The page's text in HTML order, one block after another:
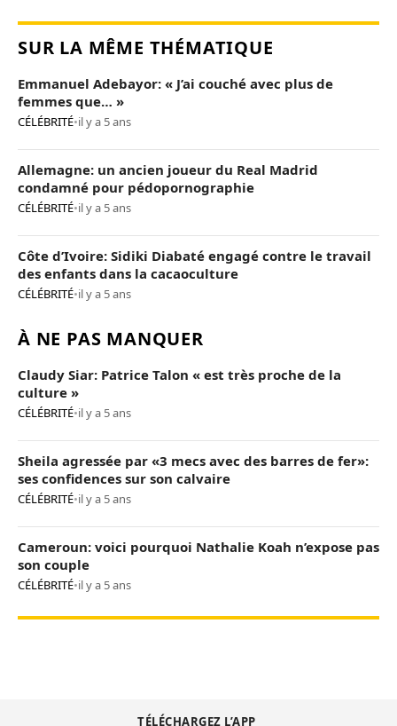
SUR LA MÊME THÉMATIQUE
Emmanuel Adebayor: « J’ai couché avec plus de
femmes que… »
CÉLÉBRITÉ•il y a 5 ans
Allemagne: un ancien joueur du Real Madrid
condamné pour pédopornographie
CÉLÉBRITÉ•il y a 5 ans
Côte d’Ivoire: Sidiki Diabaté engagé contre le travail
des enfants dans la cacaoculture
CÉLÉBRITÉ•il y a 5 ans
À NE PAS MANQUER
Claudy Siar: Patrice Talon « est très proche de la
culture »
CÉLÉBRITÉ•il y a 5 ans
Sheila agressée par «3 mecs avec des barres de fer»:
ses confidences sur son calvaire
CÉLÉBRITÉ•il y a 5 ans
Cameroun: voici pourquoi Nathalie Koah n’expose pas
son couple
CÉLÉBRITÉ•il y a 5 ans
TÉLÉCHARGEZ L’APP